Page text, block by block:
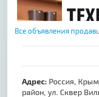
Все объявления
Адрес: Россия,
район, ул. Сквер